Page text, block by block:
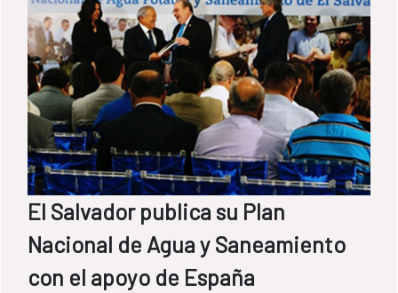
El Salvador publica su Plan
Nacional de Agua y Saneamiento
con el apoyo de España